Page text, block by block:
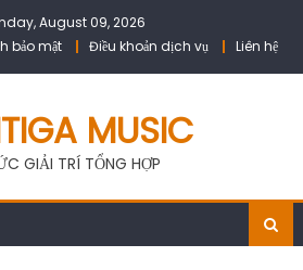
August 09, 2026
bảo mật Điều khoản dịch vụ Liên hệ
MUSIC
GIẢI TRÍ TỔNG HỢP